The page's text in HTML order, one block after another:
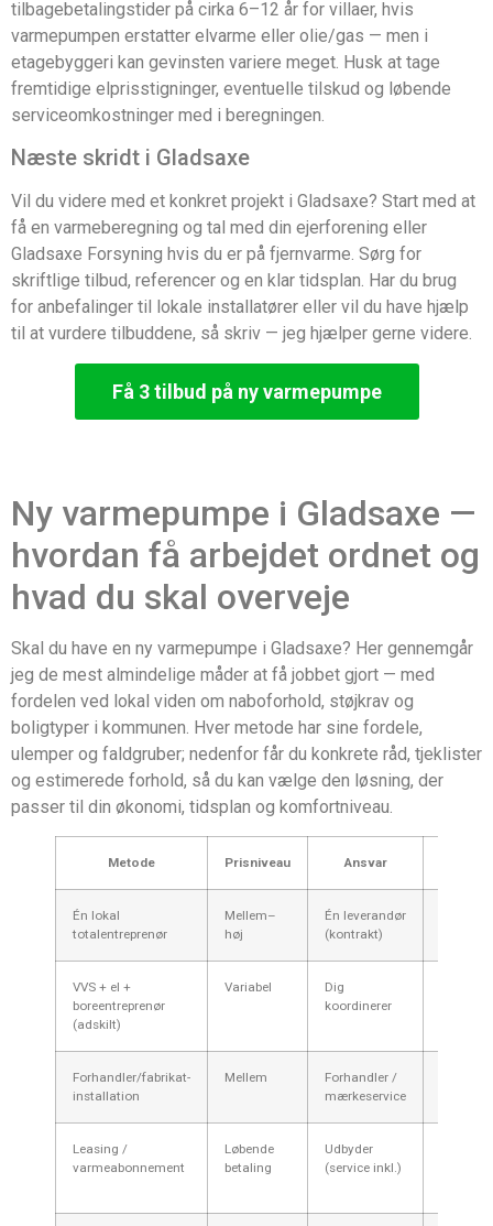
tilbagebetalingstider på cirka 6–12 år for villaer, hvis
varmepumpen erstatter elvarme eller olie/gas — men i
etagebyggeri kan gevinsten variere meget. Husk at tage
fremtidige elprisstigninger, eventuelle tilskud og løbende
serviceomkostninger med i beregningen.
Næste skridt i Gladsaxe
Vil du videre med et konkret projekt i Gladsaxe? Start med at
få en varmeberegning og tal med din ejerforening eller
Gladsaxe Forsyning hvis du er på fjernvarme. Sørg for
skriftlige tilbud, referencer og en klar tidsplan. Har du brug
for anbefalinger til lokale installatører eller vil du have hjælp
til at vurdere tilbuddene, så skriv — jeg hjælper gerne videre.
Få 3 tilbud på ny varmepumpe
Ny varmepumpe i Gladsaxe —
hvordan få arbejdet ordnet og
hvad du skal overveje
Skal du have en ny varmepumpe i Gladsaxe? Her gennemgår
jeg de mest almindelige måder at få jobbet gjort — med
fordelen ved lokal viden om naboforhold, støjkrav og
boligtyper i kommunen. Hver metode har sine fordele,
ulemper og faldgruber; nedenfor får du konkrete råd, tjeklister
og estimerede forhold, så du kan vælge den løsning, der
passer til din økonomi, tidsplan og komfortniveau.
Metode Prisniveau Ansvar
Én lokal
totalentreprenør
Mellem–
høj
Én leverandør
(kontrakt)
VVS + el +
boreentreprenør
(adskilt)
Variabel
Dig
koordinerer
Forhandler/fabrikat-
installation
Mellem
Forhandler /
mærkeservice
Leasing /
varmeabonnement
Løbende
betaling
Udbyder
(service inkl.)